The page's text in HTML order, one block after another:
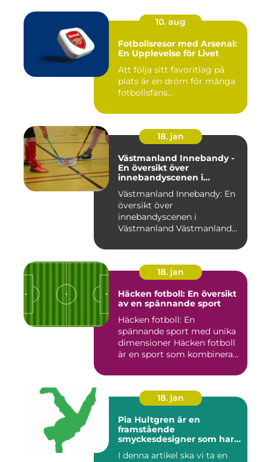
10. aug
Fotbollsresor med Arsenal:
En Upplevelse för Livet
Att följa sitt favoritlag på
plats är en dröm för många
fotbollsfans...
18. jan
Västmanland Innebandy -
En översikt över
innebandyscenen i
Västmanland Innebandy: En
översikt över
innebandyscenen i
Västmanland Västmanland
18. jan
Häcken fotboll: En översikt
av en spännande sport
Häcken fotboll: En
spännande sport med unika
dimensioner Häcken fotboll
är en sport som kombinerar
18. jan
Pia Hultgren är en
framstående
smyckesdesigner som har
unika och vackra smycken i
I denna artikel ska vi ta en